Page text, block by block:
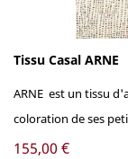
Tissu Casal ARNE
ARNE est un tissu
coloration de ses
Prix
155,00 €